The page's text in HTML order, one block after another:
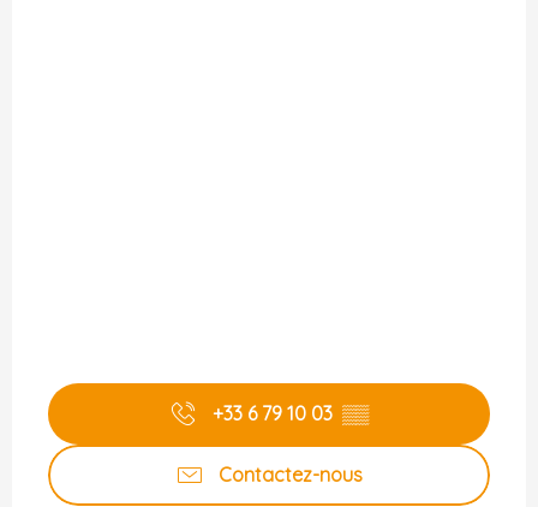
+33 6 79 10 03 ▒▒
Contactez-nous